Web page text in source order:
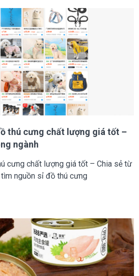
thú cưng chất lượng giá tốt –
ngành
cưng chất lượng giá tốt – Chia sẻ từ
nguồn sỉ đồ thú cưng